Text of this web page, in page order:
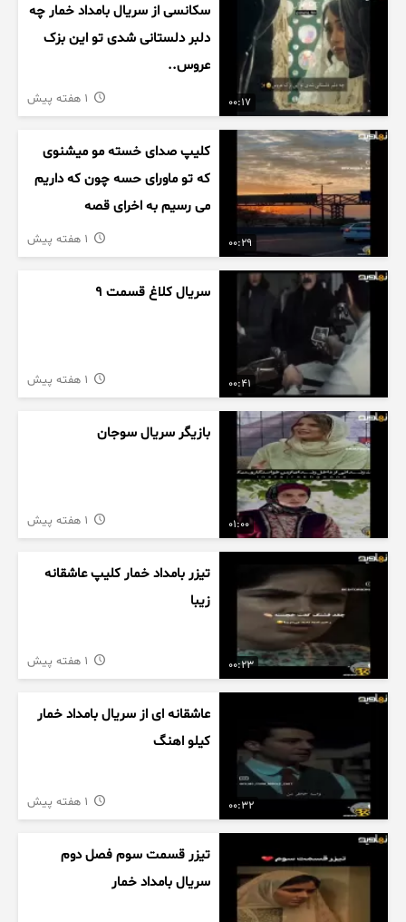
00:17
سکانسی از سریال بامداد خمار چه
دلبر دلستانی شدی تو این بزک
عروس..
00:29
کلیپ صدای خسته مو میشنوی
که تو ماورای حسه چون که داریم
می رسیم به اخرای قصه
00:41
سریال کلاغ قسمت 9
01:00
بازیگر سریال سوجان
00:23
تیزر بامداد خمار کلیپ عاشقانه
زیبا
00:32
عاشقانه ای از سریال بامداد خمار
کیلو اهنگ
تیزر قسمت سوم فصل دوم
سریال بامداد خمار